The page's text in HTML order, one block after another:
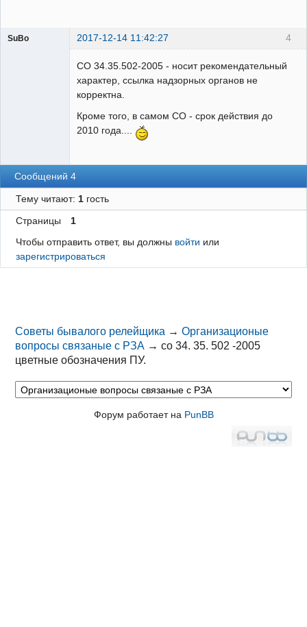
4
SuBo 2017-12-14 11:42:27
СО 34.35.502-2005 - носит рекомендательный
характер, ссылка надзорных органов не
корректна.
Кроме того, в самом СО - срок действия до
2010 года....
Сообщений 4
Тему читают: 1гость
Страницы
1
Чтобы отправить ответ, вы должны войти или
зарегистрироваться
Советы бывалого релейщика →Организационые
вопросы связаные с РЗА →со 34. 35. 502 -2005
цветные обозначения ПУ.
Форум работает на PunBB